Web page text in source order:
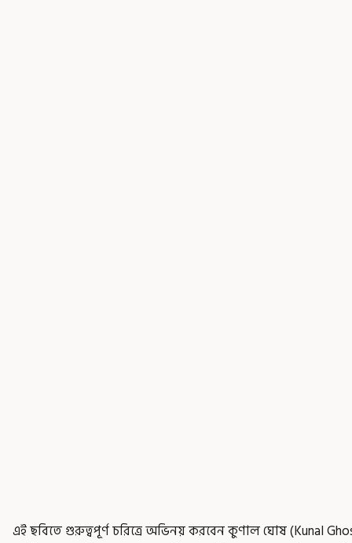
এই ছবিতে গুরুত্বপূর্ণ চরিত্রে অভিনয় করবেন কুণাল ঘোষ (Kunal